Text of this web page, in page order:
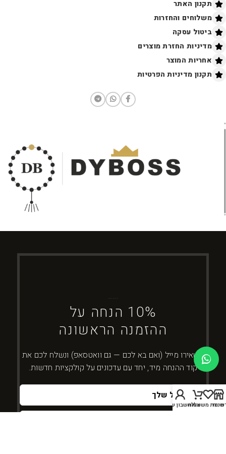
תקנון האתר
משלוחים והחזרות
ביטול עסקה
מדיניות החזרת מוצרים
אחריות המוצר
תקנון מדיניות הפרטיות
10% הנחה על
ההזמנה הראשונה
השאירו מייל (ואם בא לכם — גם וואטסאפ) ונשלח לכם את
קוד ההנחה מיד, יחד עם עדכונים על קולקציות חדשות.
חנות משאלות
עגלה
החשבון שלי